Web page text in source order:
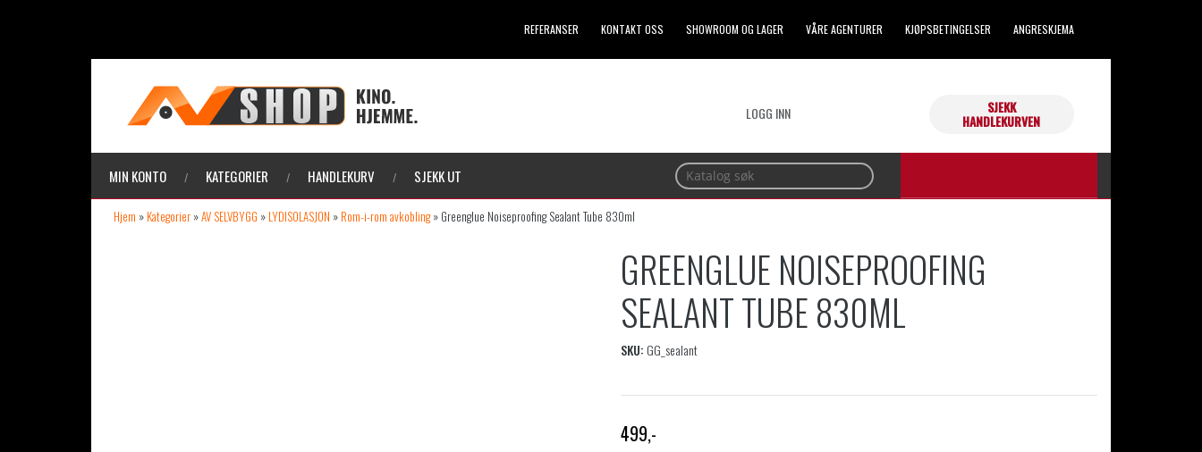
REFERANSER KONTAKT OSS SHOWROOM OG LAGER VÅRE AGENTURER KJØPSBETINGELSER ANGRESKJEMA
LOGG INN SJEKK
HANDLEKURVEN
Handlekurven din er tom.
MIN KONTO KATEGORIER HANDLEKURV SJEKK UT
Hjem » Kategorier »AV SELVBYGG » LYDISOLASJON » Rom-i-rom avkobling» Greenglue Noiseproofing Sealant Tube 830ml
GREENGLUE NOISEPROOFING
SEALANT TUBE 830ML
SKU: GG_sealant
499,-